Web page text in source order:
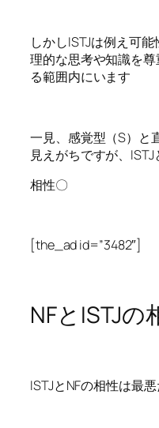
しかしISTJは例え可
理的な思考や知識を
る範囲内にいます
一見、感覚型（S）と
見えがちですが、
相性〇
[the_ad id=”3482″]
NFとISTJの
ISTJとNFの相性は最